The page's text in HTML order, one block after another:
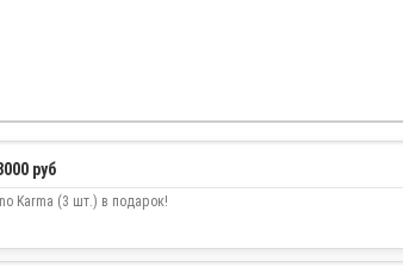
руб
Karma (3 шт.) в подарок!